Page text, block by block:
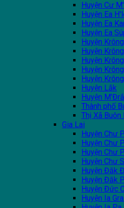
Huyện Cư
Huyện Ea
Huyện Ea
Huyện Ea
Huyện
Huyện
Huyện
Huyện
Huyện
Huyện Lắk
Huyện
Thành phố
Thị Xã Buôn
Gia Lai
Huyện Chư
Huyện Chư
Huyện Chư
Huyện Chư
Huyện Đăk
Huyện Đăk
Huyện Đức
Huyện Ia